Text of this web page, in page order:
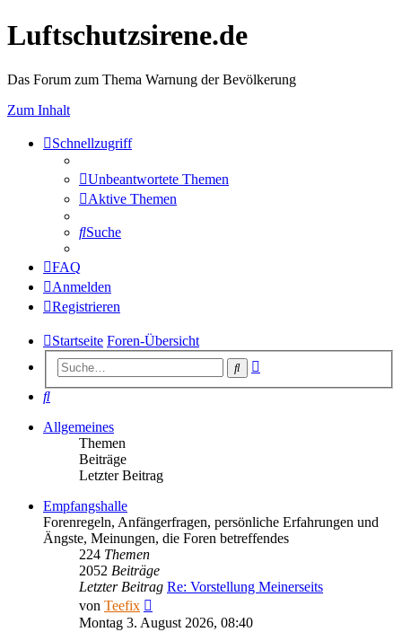
Luftschutzsirene.de
Das Forum zum Thema Warnung der Bevölkerung
Zum Inhalt
Schnellzugriff
Unbeantwortete Themen
Aktive Themen
Suche
FAQ
Anmelden
Registrieren
Startseite Foren-Übersicht
Suche
Suche
Allgemeines
Themen
Beiträge
Letzter Beitrag
Empfangshalle
Forenregeln, Anfängerfragen, persönliche Erfahrungen und
Ängste, Meinungen, die Foren betreffendes
224 Themen
2052 Beiträge
Letzter Beitrag Re: Vorstellung Meinerseits
von Teefix
Beitrag
Montag 3. August 2026, 08:40